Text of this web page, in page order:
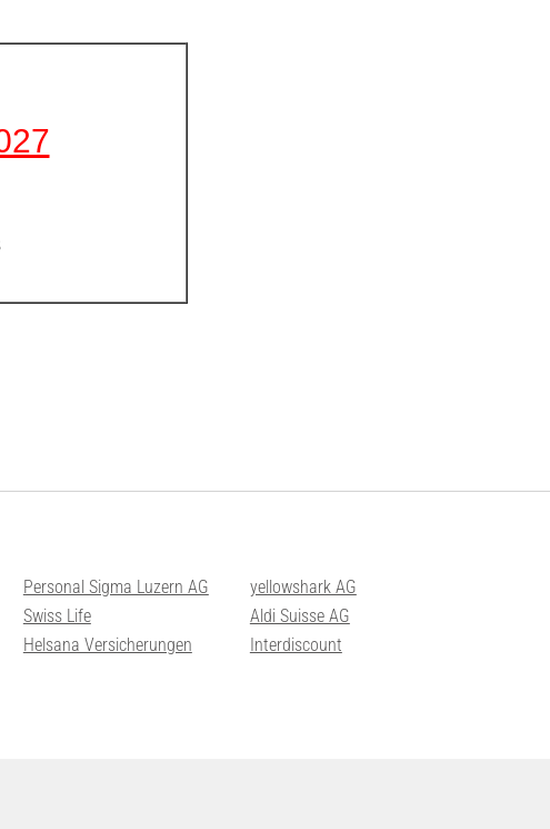
Personal Sigma Luzern AG
yellowshark AG
Swiss Life
Aldi Suisse AG
Helsana Versicherungen
Interdiscount